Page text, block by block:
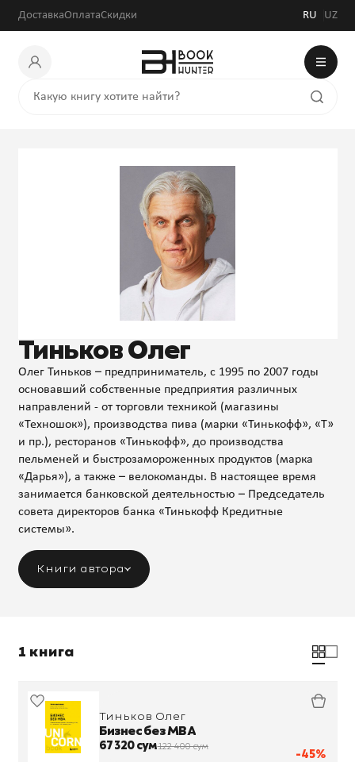
ДоставкаОплатаСкидки RU UZ
Тиньков Олег
Олег Тиньков – предприниматель, с 1995 по 2007 годы
основавший собственные предприятия различных
направлений - от торговли техникой (магазины
«Техношок»), производства пива (марки «Тинькофф», «Т»
и пр.), ресторанов «Тинькофф», до производства
пельменей и быстрозамороженных продуктов (марка
«Дарья»), а также – велокоманды. В настоящее время
занимается банковской деятельностью – Председатель
совета директоров банка «Тинькофф Кредитные
системы».
Книги автора
1 книга
-45%
Тиньков Олег
Бизнес без MBA
67 320 сум122 400 сум